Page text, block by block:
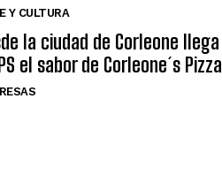
Y CULTURA
la ciudad de Corleone llega
el sabor de Corleone´s Pizza